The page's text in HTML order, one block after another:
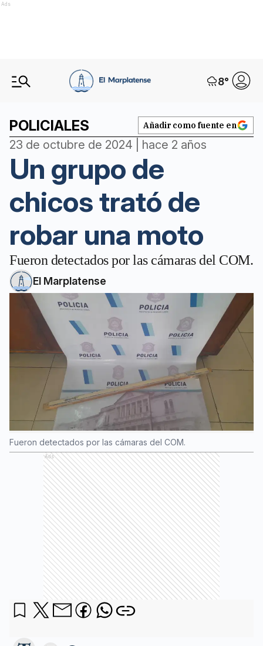
Ads
8°
POLICIALES Añadir como fuente en
23 de octubre de 2024 | hace 2 años
Un grupo de
chicos trató de
robar una moto
Fueron detectados por las cámaras del COM.
El Marplatense
Fueron detectados por las cámaras del COM.
Ads